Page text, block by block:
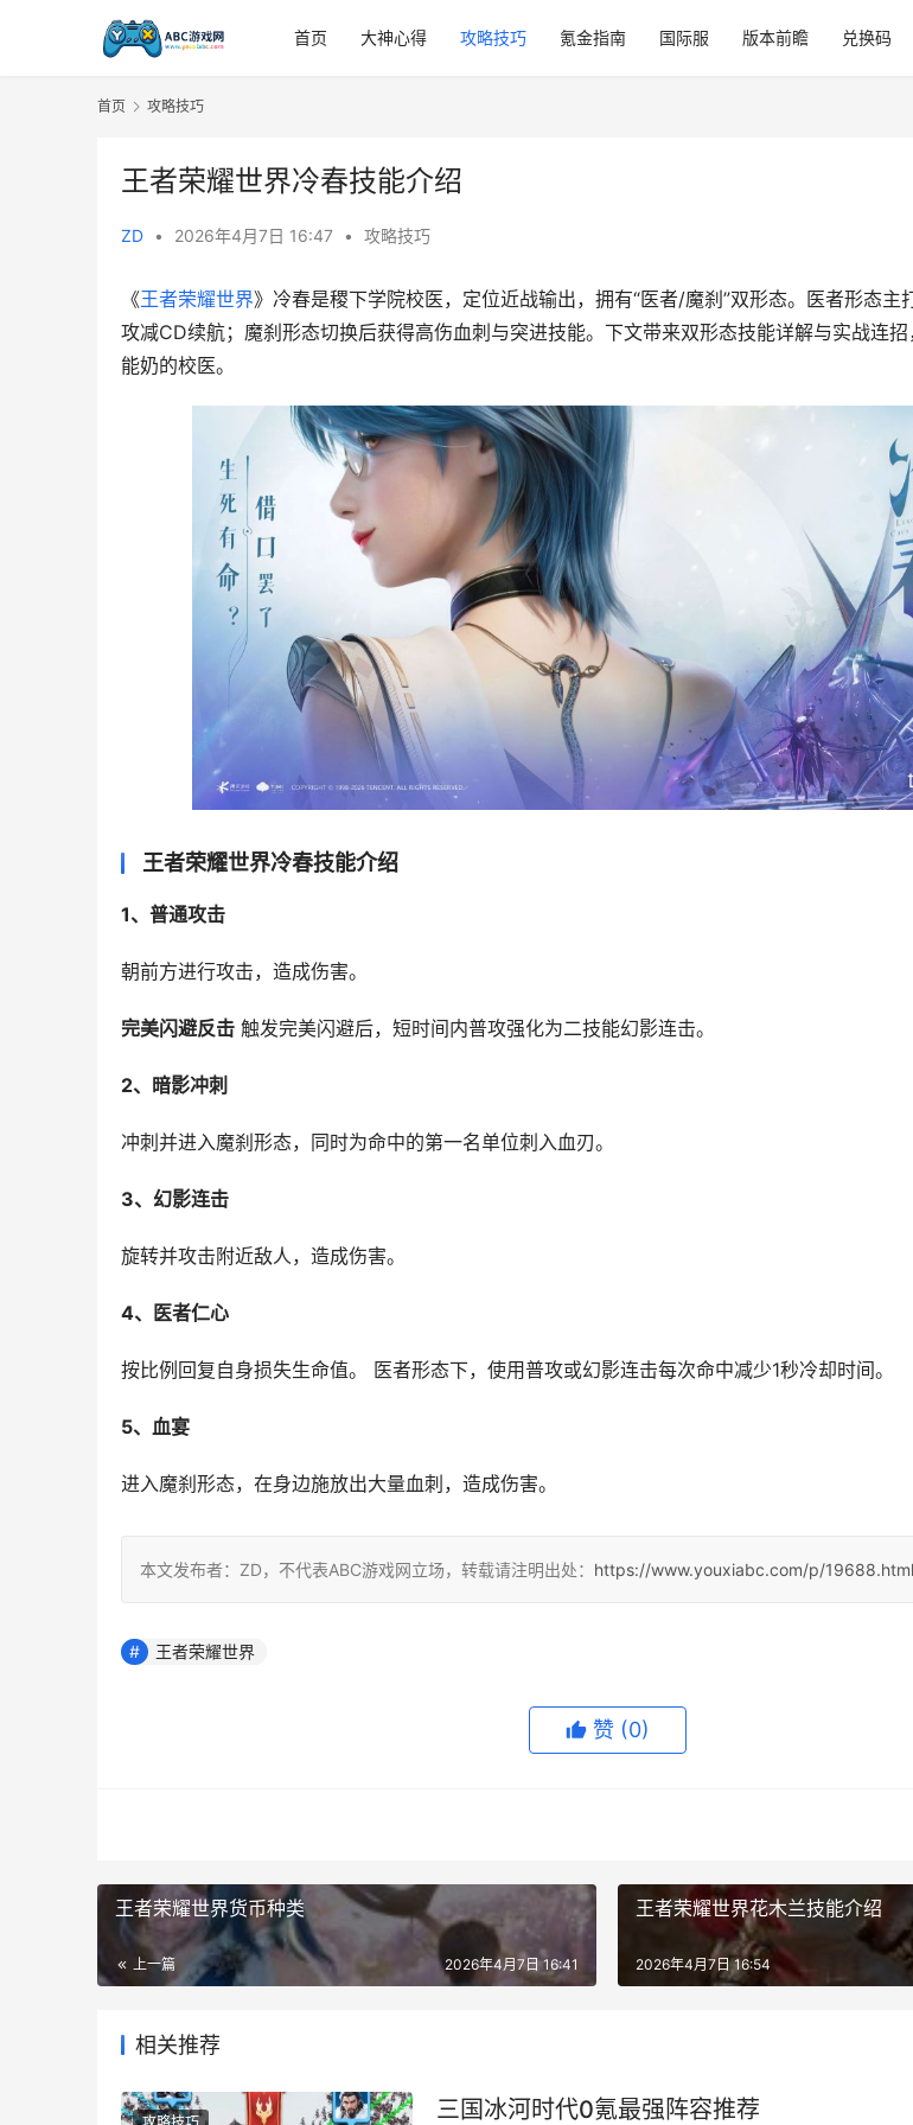
首页 大神心得 攻略技巧 氪金指南 国际服 版本前瞻 兑换码
首页 攻略技巧
王者荣耀世界冷春技能介绍
ZD • 2026年4月7日 16:47 • 攻略技巧
《王者荣耀世界》冷春是稷下学院校医，定位近战输出，拥有“医者/魔刹”双形态。医者形态主
攻减CD续航；魔刹形态切换后获得高伤血刺与突进技能。下文带来双形态技能详解与实战连
能奶的校医。
王者荣耀世界冷春技能介绍
1、普通攻击
朝前方进行攻击，造成伤害。
完美闪避反击 触发完美闪避后，短时间内普攻强化为二技能幻影连击。
2、暗影冲刺
冲刺并进入魔刹形态，同时为命中的第一名单位刺入血刃。
3、幻影连击
旋转并攻击附近敌人，造成伤害。
4、医者仁心
按比例回复自身损失生命值。 医者形态下，使用普攻或幻影连击每次命中减少1秒冷却时间。
5、血宴
进入魔刹形态，在身边施放出大量血刺，造成伤害。
本文发布者：ZD，不代表ABC游戏网立场，转载请注明出处： https://www.youxiabc.com/p/19688.html
王者荣耀世界
赞 (0)
王者荣耀世界货币种类
上一篇 2026年4月7日 16:41
王者荣耀世界花木兰技能介绍
2026年4月7日 16:54
相关推荐
三国冰河时代0氪最强阵容推荐